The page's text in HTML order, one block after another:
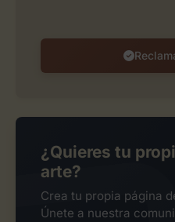
¿Quieres tu
arte?
Crea tu propia página
Únete a nuestra